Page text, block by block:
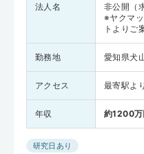
法人名
非公開（
※ヤクマ
トよりご
勤務地 愛知県犬
アクセス 最寄駅よ
年収 約1200万
研究日あり